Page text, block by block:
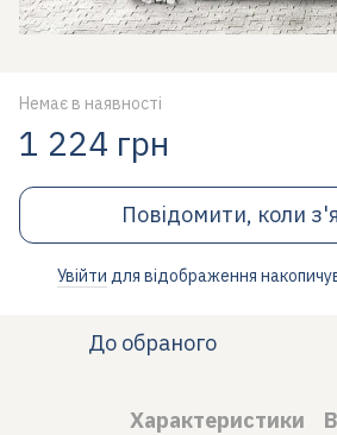
Немає в наявності
1 224 грн
Повідомити, коли
Увійти для відображення
До обраного
Характеристики